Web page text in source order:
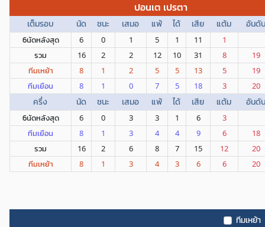
ปอนเต เปรตา
เต็มรอบ นัด ชนะ เสมอ แพ้ ได้ เสีย แต้ม อันดั
6นัดหลังสุด 6 0 1 5 1 11 1
รวม 16 2 2 12 10 31 8 19
ทีมเหย้า 8 1 2 5 5 13 5 19
ทีมเยือน 8 1 0 7 5 18 3 20
ครึ่ง นัด ชนะ เสมอ แพ้ ได้ เสีย แต้ม อันดั
6นัดหลังสุด 6 0 3 3 1 6 3
ทีมเยือน 8 1 3 4 4 9 6 18
รวม 16 2 6 8 7 15 12 20
ทีมเหย้า 8 1 3 4 3 6 6 20
ทีมเหย้า